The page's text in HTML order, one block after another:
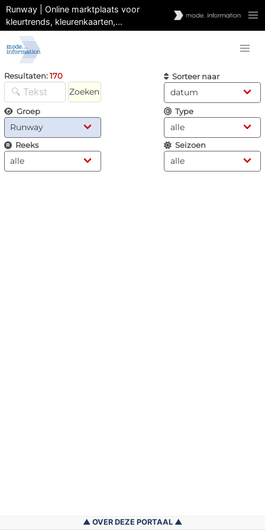
Runway | Online marktplaats voor
kleurtrends, kleurenkaarten,
kleurgereedschap | Voorspelling &
analyse
Resultaten:170
Zoeken
Sorteer naar
Groep Type
Reeks Seizoen
OVER DEZE PORTAAL